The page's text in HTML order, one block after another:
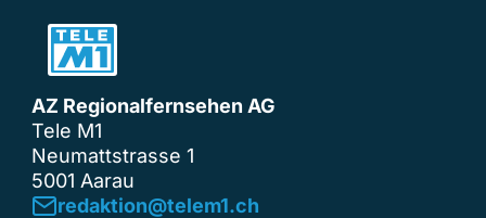
AZ Regionalfernsehen AG
Tele M1
Neumattstrasse 1
5001 Aarau
redaktion@telem1.ch